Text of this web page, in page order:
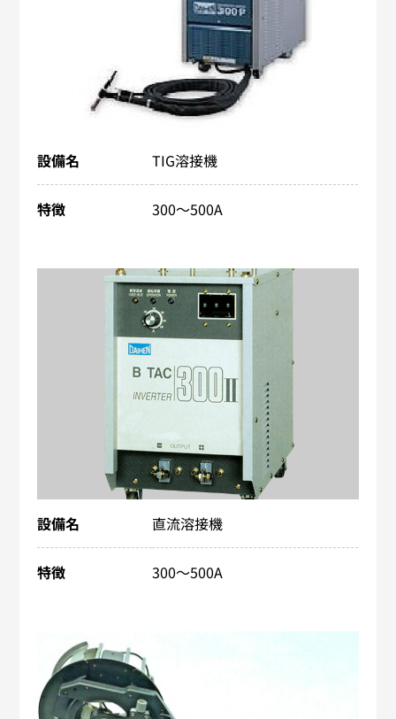
設備名 TIG溶接機
特徴 300～500A
設備名 直流溶接機
特徴 300～500A